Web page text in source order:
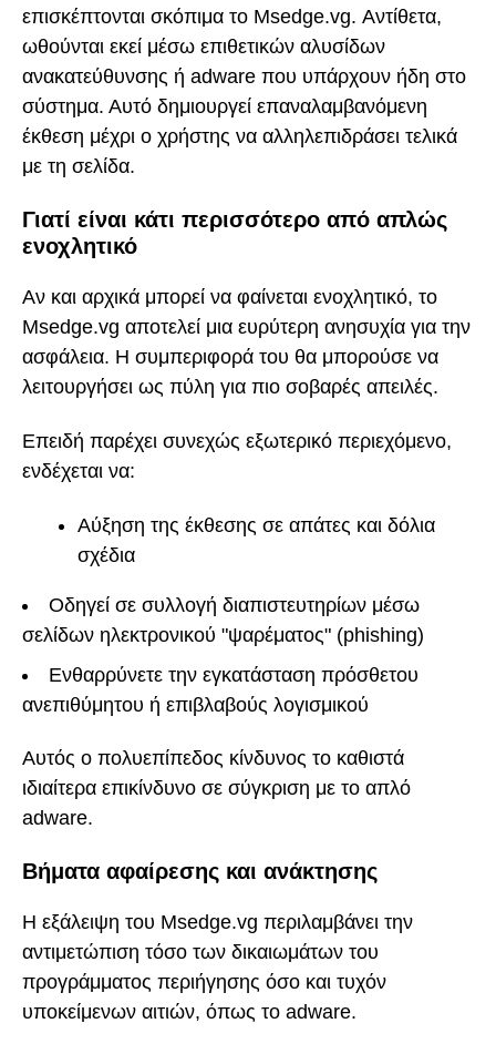
επισκέπτονται σκόπιμα το Msedge.vg. Αντίθετα,
ωθούνται εκεί μέσω επιθετικών αλυσίδων
ανακατεύθυνσης ή adware που υπάρχουν ήδη στο
σύστημα. Αυτό δημιουργεί επαναλαμβανόμενη
έκθεση μέχρι ο χρήστης να αλληλεπιδράσει τελικά
με τη σελίδα.
Γιατί είναι κάτι περισσότερο από απλώς
ενοχλητικό
Αν και αρχικά μπορεί να φαίνεται ενοχλητικό, το
Msedge.vg αποτελεί μια ευρύτερη ανησυχία για την
ασφάλεια. Η συμπεριφορά του θα μπορούσε να
λειτουργήσει ως πύλη για πιο σοβαρές απειλές.
Επειδή παρέχει συνεχώς εξωτερικό περιεχόμενο,
ενδέχεται να:
Αύξηση της έκθεσης σε απάτες και δόλια
σχέδια
Οδηγεί σε συλλογή διαπιστευτηρίων μέσω
σελίδων ηλεκτρονικού "ψαρέματος" (phishing)
Ενθαρρύνετε την εγκατάσταση πρόσθετου
ανεπιθύμητου ή επιβλαβούς λογισμικού
Αυτός ο πολυεπίπεδος κίνδυνος το καθιστά
ιδιαίτερα επικίνδυνο σε σύγκριση με το απλό
adware.
Βήματα αφαίρεσης και ανάκτησης
Η εξάλειψη του Msedge.vg περιλαμβάνει την
αντιμετώπιση τόσο των δικαιωμάτων του
προγράμματος περιήγησης όσο και τυχόν
υποκείμενων αιτιών, όπως το adware.